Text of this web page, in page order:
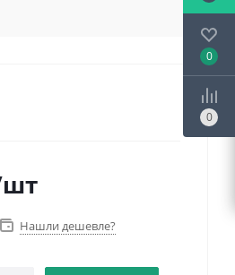
Нашли дешевле?
0
0